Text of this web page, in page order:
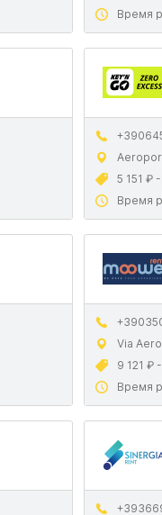
Время
Aeroporto
5 151 ₽
Время
Via
9 121 ₽
Время